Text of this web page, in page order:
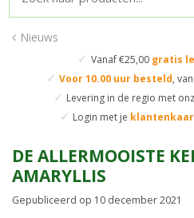
Nieuws
✓ Vanaf €25,00 gratis
✓ Voor 10.00 uur besteld,
✓ Levering in de regio met
✓ Login met je
DE ALLERMOOISTE
AMARYLLIS
Gepubliceerd op 10 december 2021